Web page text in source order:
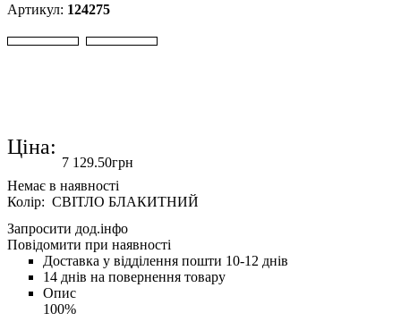
124275
Ціна:
7 129.50грн
Колір: СВІТЛО БЛАКИТНИЙ
Запросити дод.інфо
Повідомити при наявності
Доставка у відділення пошти 10-12 днів
14 днів на повернення товару
Опис
100%